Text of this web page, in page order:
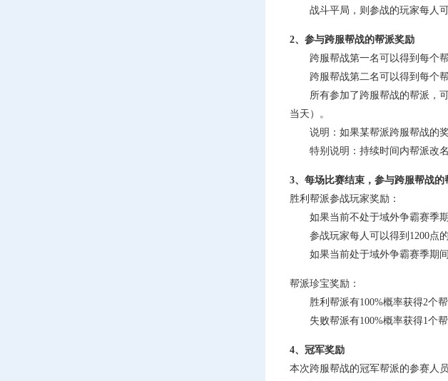
战斗平局，则参战的玩家每人可
2、参与跨服帮战的帮派奖励
跨服帮战第一名可以得到每个帮
跨服帮战第二名可以得到每个帮
所有参加了跨服帮战的帮派，可
当天）。
说明：如果某帮派跨服帮战的奖
特别说明：持续时间内帮派改名
3、每场比赛结束，参与跨服帮战的
胜利帮派参战玩家奖励：
如果当前不处于域外争霸赛季
参战玩家每人可以得到1200点的
如果当前处于域外争霸赛季期间
帮派珍宝奖励：
胜利帮派有100%概率获得2个帮
失败帮派有100%概率获得1个帮
4、冠军奖励
本次跨服帮战的冠军帮派的参赛人